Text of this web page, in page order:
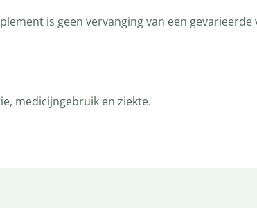
is geen vervanging van een gevarieerde
medicijngebruik en ziekte.